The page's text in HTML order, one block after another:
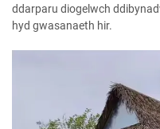
ddarparu diogelwch
hyd gwasanaeth hir.